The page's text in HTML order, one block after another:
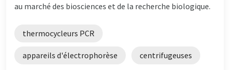
au marché des biosciences et de la recherche biologique.
thermocycleurs PCR
appareils d'électrophorèse centrifugeuses